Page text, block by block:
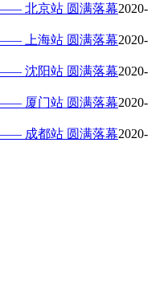
—— 北京站 圆满落幕2020-
—— 上海站 圆满落幕2020-
—— 沈阳站 圆满落幕2020-
—— 厦门站 圆满落幕2020-
—— 成都站 圆满落幕2020-